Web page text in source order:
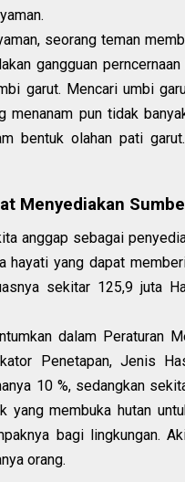
seorang teman
gangguan
garut. Mencari umbi
menanam pun tidak
bentuk olahan pati
Menyediakan
anggap sebagai
hayati yang dapat
sekitar 125,9 juta
dalam Peraturan
Penetapan, Jenis
10 %, sedangkan
yang membuka hutan
bagi lingkungan.
orang.